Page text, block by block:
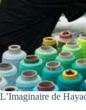
L’Imaginaire de